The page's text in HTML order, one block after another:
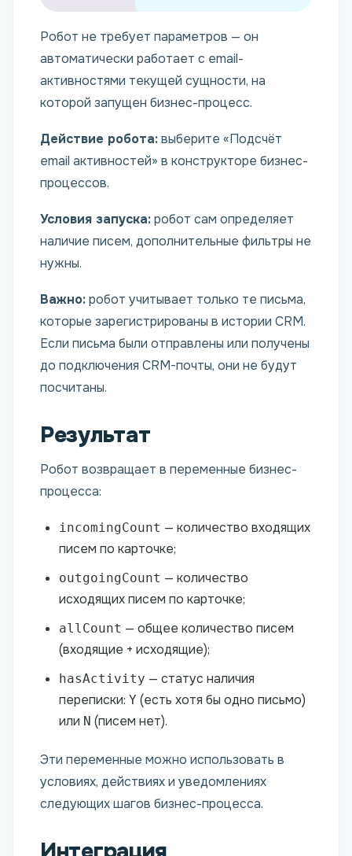
Робот не требует параметров — он
автоматически работает с email-
активностями текущей сущности, на
которой запущен бизнес-процесс.
Действие робота:выберите «Подсчёт
email активностей» в конструкторе бизнес-
процессов.
Условия запуска:робот сам определяет
наличие писем, дополнительные фильтры не
нужны.
Важно:робот учитывает только те письма,
которые зарегистрированы в истории CRM.
Если письма были отправлены или получены
до подключения CRM-почты, они не будут
посчитаны.
Результат
Робот возвращает в переменные бизнес-
процесса:
incomingCount — количество входящих
писем по карточке;
outgoingCount — количество
исходящих писем по карточке;
allCount — общее количество писем
(входящие + исходящие);
hasActivity — статус наличия
переписки: Y (есть хотя бы одно письмо)
или N (писем нет).
Эти переменные можно использовать в
условиях, действиях и уведомлениях
следующих шагов бизнес-процесса.